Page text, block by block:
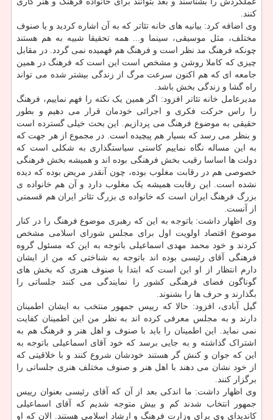
کنند.
وی اضافه کرد: بیانیه های خانه تئاتر که به آن اشاره کردید و یا صنوف
مختلف، مثل موسیقی، سینما و... همه تحقیقا شبیه به هم هستند
چونکه فرهنگ مد نظر است و فرهنگ هم فهمیده نمی گردد. در مقابل
چیزی که کاملا روشن و مشخص است این است که فرهنگ در همین
جامعه ای که هم اکنون سرعت مرگ از زندگی بیشتر شده می تواند
راه گشا و زندگی بخش باشد.
مدیرعامل خانه تئاتر افزود: اگر همین یک نکته را فهم نماییم، فرهنگ
را راس حرکت فکری و اجرائی خودمان قرار می دهیم و بطور
حقیقی به موضوع فرهنگ می پردازیم. این بحث خیلی گسترده است
و بنظر می رسد که بسیار هم پیچیده است. در مجموع از هر جهت که
به این مساله نگاه نماییم کاستی سیاستگذاری به شکلی است که
دولت ها اساسا رقیب بخش فرهنگی بوده اند و همیشه بخش فرهنگی
خصوصی هم در رقابت مغلوب بوده، چون آنقدر مریض بوده که دیده
نشده است. این رقابت همیشه یک مغلوب دارد و آن هم خانواده ی
بزرگ فرهنگ ایران است که خانواده ی بزرگ تئاتر ایران هم قسمتی
از آنست.
وی اظهار داشت: باتوجه به این که رهبری موضوع فرهنگ را در کنار
موضوع اقتصاد اولویت اول برای مجلس شورای اسلامی مشخص
کردند و خود محمد مهدی اسماعیلی باتوجه به این که مسئول گروه
فرهنگی آقای رئیسی بوده اند باتوجه به شناختی که من از ایشان
دارم انتظار از او این است که ابتدا با صنوف هنری که بخش های
گوناگون فضای فرهنگی کشور را نمایندگی می کنند جلساتی را
بگذارند و حرف ها را بشنوند.
گیل آبادی، افزود: حالا که رییس جمهور منتخب به ایشان اطمینان
دارند و به مجلس معرفی کرده اند به نظر من این اطمینان کفایت
نمی نماید. این اطمینان را باید با صنوف و اهل هنر و فرهنگ هم به
اشتراک گذاشته و به جایی برسد که خود آقای اسماعیلی باتوجه به
این که جوان و کنش گر هستند خودشان شروع کنند و با خلاقیتی که
از خود نشان می دهند با اهل هنر و صنوف مختلف هنری جلساتی را
برگزار کنند.
وی اظهار داشت: ما اندکی بعد از آن که آقای رئیسی بعنوان رییس
جمهور انتخاب شدند کم و بیش متوجه شدیم که آقای اسماعیلی
کاندیدای وی برای وزارت فرهنگ و ارشاد اسلامی هستند. الان که او